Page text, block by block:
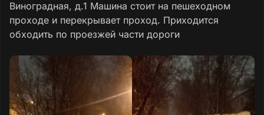
Виноградная, д.1 Машина стоит на пешеходном
проходе и перекрывает проход. Приходится
обходить по проезжей части дороги